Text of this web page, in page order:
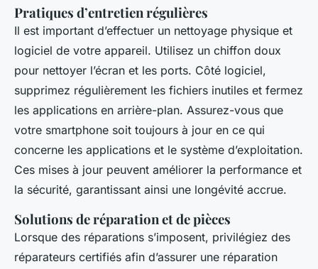
Pratiques d’entretien régulières
Il est important d’effectuer un nettoyage physique et
logiciel de votre appareil. Utilisez un chiffon doux
pour nettoyer l’écran et les ports. Côté logiciel,
supprimez régulièrement les fichiers inutiles et fermez
les applications en arrière-plan. Assurez-vous que
votre smartphone soit toujours à jour en ce qui
concerne les applications et le système d’exploitation.
Ces mises à jour peuvent améliorer la performance et
la sécurité, garantissant ainsi une longévité accrue.
Solutions de réparation et de pièces
Lorsque des réparations s’imposent, privilégiez des
réparateurs certifiés afin d’assurer une réparation